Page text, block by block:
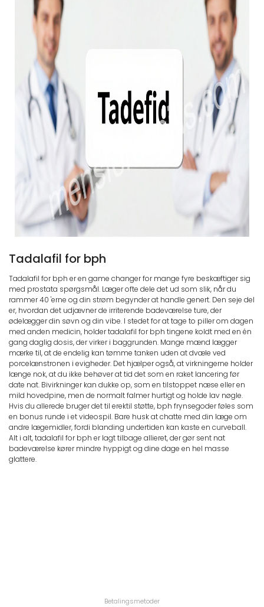
Tadalafil for bph
Tadalafil for bph er en game changer for mange fyre beskæftiger sig
med prostata spørgsmål. Læger ofte dele det ud som slik, når du
rammer 40 'erne og din strøm begynder at handle genert. Den seje del
er, hvordan det udjævner de irriterende badeværelse ture, der
ødelægger din søvn og din vibe. I stedet for at tage to piller om dagen
med anden medicin, holder tadalafil for bph tingene koldt med en én
gang daglig dosis, der virker i baggrunden. Mange mænd lægger
mærke til, at de endelig kan tømme tanken uden at dvæle ved
porcelænstronen i evigheder. Det hjælper også, at virkningerne holder
længe nok, at du ikke behøver at tid det som en raket lancering før
date nat. Bivirkninger kan dukke op, som en tilstoppet næse eller en
mild hovedpine, men de normalt falmer hurtigt og holde lav nøgle.
Hvis du allerede bruger det til erektil støtte, bph frynsegoder føles som
en bonus runde i et videospil. Bare husk at chatte med din læge om
andre lægemidler, fordi blanding undertiden kan kaste en curveball.
Alt i alt, tadalafil for bph er lagt tilbage allieret, der gør sent nat
badeværelse kører mindre hyppigt og dine dage en hel masse
glattere.
Betalingsmetoder